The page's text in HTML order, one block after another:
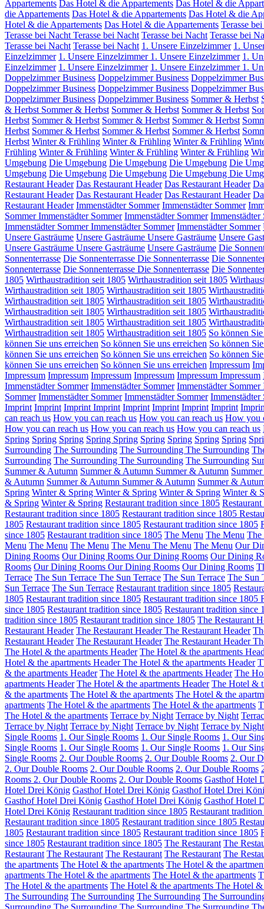
Appartements Das Hotel & die Appartements Das Hotel & die
die Appartements Das Hotel & die Appartements Das Hotel & die
Hotel & die Appartements Das Hotel & die Appartements Terasse
Terasse bei Nacht Terasse bei Nacht Terasse bei Nacht Terasse bei
Terasse bei Nacht Terasse bei Nacht 1. Unsere Einzelzimmer 1.
Einzelzimmer 1. Unsere Einzelzimmer 1. Unsere Einzelzimmer 1.
Einzelzimmer 1. Unsere Einzelzimmer 1. Unsere Einzelzimmer 1.
Doppelzimmer Business Doppelzimmer Business Doppelzimmer
Doppelzimmer Business Doppelzimmer Business Doppelzimmer
Doppelzimmer Business Doppelzimmer Business Sommer & Herbst
& Herbst Sommer & Herbst Sommer & Herbst Sommer & Herbst
Herbst Sommer & Herbst Sommer & Herbst Sommer & Herbst
Herbst Sommer & Herbst Sommer & Herbst Sommer & Herbst
Herbst Winter & Frühling Winter & Frühling Winter & Frühling
Frühling Winter & Frühling Winter & Frühling Winter & Frühling
Umgebung Die Umgebung Die Umgebung Die Umgebung Die
Umgebung Die Umgebung Die Umgebung Die Umgebung Die
Restaurant Header Das Restaurant Header Das Restaurant Header
Restaurant Header Das Restaurant Header Das Restaurant Header
Restaurant Header Immenstädter Sommer Immenstädter Sommer
SommerImmenstädter Sommer Immenstädter Sommer Immenstädter
Immenstädter SommerImmenstädter Sommer Immenstädter Sommer
Unsere Gasträume Unsere Gasträume Unsere Gasträume Unsere
Unsere Gasträume Unsere Gasträume Unsere Gasträume Die
Sonnenterrasse Die Sonnenterrasse Die Sonnenterrasse Die
Sonnenterrasse Die Sonnenterrasse Die Sonnenterrasse Die
1805 Wirthaustradition seit 1805 Wirthaustradition seit 1805
Wirthaustradition seit 1805 Wirthaustradition seit 1805
Wirthaustradition seit 1805 Wirthaustradition seit 1805
Wirthaustradition seit 1805 Wirthaustradition seit 1805
Wirthaustradition seit 1805 Wirthaustradition seit 1805
Wirthaustradition seit 1805 Wirthaustradition seit 1805 So können
können Sie uns erreichen So können Sie uns erreichen So können
können Sie uns erreichen So können Sie uns erreichen So können
können Sie uns erreichen So können Sie uns erreichen Impressum
Impressum Impressum Impressum Impressum Impressum Impressum
Immenstädter Sommer Immenstädter Sommer Immenstädter Sommer
Sommer Immenstädter Sommer Immenstädter Sommer
Imprint Imprint Imprint Imprint Imprint Imprint Imprint Imprint
can reach us How you can reach us How you can reach us How you
How you can reach us How you can reach us How you can reach us
Spring Spring Spring Spring Spring Spring Spring Spring Spring
Surrounding The Surrounding The Surrounding The Surrounding
Surrounding The Surrounding The Surrounding The Surrounding
Summer & Autumn Summer & Autumn Summer & Autumn
& Autumn Summer & Autumn Summer & Autumn Summer &
Spring Winter & Spring Winter & Spring Winter & Spring Winter &
& Spring Winter & Spring Restaurant tradition since 1805
Restaurant tradition since 1805 Restaurant tradition since 1805
1805 Restaurant tradition since 1805 Restaurant tradition since 1805
since 1805 Restaurant tradition since 1805 The Menu The Menu The
Menu The Menu The Menu The Menu The Menu The Menu Our
Dining Rooms Our Dining Rooms Our Dining Rooms Our Dining
Rooms Our Dining Rooms Our Dining Rooms Our Dining Rooms
Terrace The Sun Terrace The Sun Terrace The Sun Terrace The Sun
Sun Terrace The Sun Terrace Restaurant tradition since 1805
1805 Restaurant tradition since 1805 Restaurant tradition since 1805
since 1805 Restaurant tradition since 1805 Restaurant tradition since
tradition since 1805 Restaurant tradition since 1805 The Restaurant
Restaurant Header The Restaurant HeaderThe Restaurant Header
Restaurant Header The Restaurant Header The Restaurant Header
The Hotel & the apartments Header The Hotel & the apartments
Hotel & the apartments HeaderThe Hotel & the apartments Header
& the apartments Header The Hotel & the apartments Header The
apartments Header The Hotel & the apartments Header The Hotel &
& the apartments The Hotel & the apartments The Hotel & the
apartments The Hotel & the apartments The Hotel & the apartments
The Hotel & the apartments Terrace by Night Terrace by Night
Terrace by Night Terrace by Night Terrace by Night Terrace by Night
Single Rooms 1. Our Single Rooms 1. Our Single Rooms 1. Our
Single Rooms 1. Our Single Rooms 1. Our Single Rooms 1. Our
Single Rooms 2. Our Double Rooms 2. Our Double Rooms 2. Our
2. Our Double Rooms 2. Our Double Rooms 2. Our Double Rooms
Rooms 2. Our Double Rooms 2. Our Double Rooms Gasthof Hotel
Hotel Drei König Gasthof Hotel Drei König Gasthof Hotel Drei
Gasthof Hotel Drei König Gasthof Hotel Drei König Gasthof Hotel
Hotel Drei König Restaurant tradition since 1805 Restaurant
Restaurant tradition since 1805 Restaurant tradition since 1805
1805 Restaurant tradition since 1805 Restaurant tradition since 1805
since 1805 Restaurant tradition since 1805 The Restaurant The
Restaurant The Restaurant The Restaurant The Restaurant The
the apartments The Hotel & the apartments The Hotel & the
apartments The Hotel & the apartments The Hotel & the apartments
The Hotel & the apartments The Hotel & the apartments The Hotel &
The Surrounding The Surrounding The Surrounding The
Surrounding The Surrounding The Surrounding The Surrounding